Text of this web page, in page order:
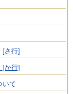
[さ行]
[か行]
いて